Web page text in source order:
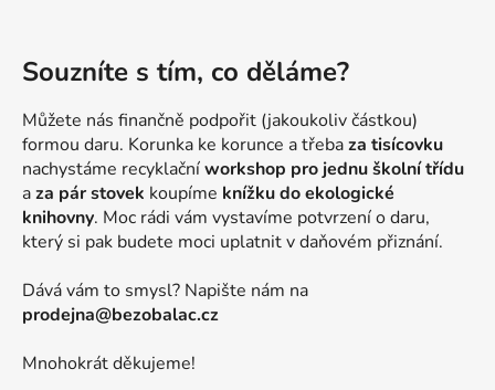
Souzníte s tím, co děláme?
Můžete nás finančně podpořit (jakoukoliv částkou)
formou daru. Korunka ke korunce a třebaza tisícovku
nachystáme recyklačníworkshop pro jednu školní třídu
aza pár stovek koupíme knížku do ekologické
knihovny. Moc rádi vám vystavíme potvrzení o daru,
který si pak budete moci uplatnit v daňovém přiznání.
Dává vám to smysl? Napište nám na
prodejna@bezobalac.cz
Mnohokrát děkujeme!